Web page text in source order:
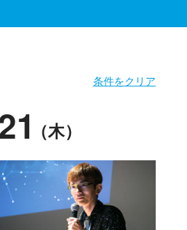
条件をクリア
（木）